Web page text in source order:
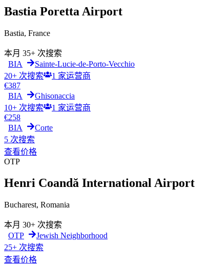
Bastia Poretta Airport
Bastia, France
本月 35+ 次搜索
BIA
Sainte-Lucie-de-Porto-Vecchio
20+ 次搜索
1 家运营商
€387
BIA
Ghisonaccia
10+ 次搜索
1 家运营商
€258
BIA
Corte
5 次搜索
查看价格
OTP
Henri Coandă International Airport
Bucharest, Romania
本月 30+ 次搜索
OTP
Jewish Neighborhood
25+ 次搜索
查看价格